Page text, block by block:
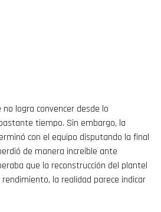
logra convencer desde lo
tiempo. Sin embargo, la
con el equipo disputando la final
de manera increíble ante
que la reconstrucción del plantel
la realidad parece indicar